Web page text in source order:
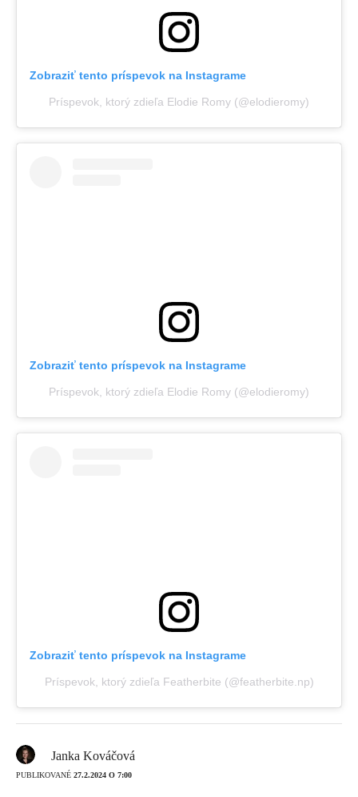
Zobraziť tento príspevok na Instagrame
Príspevok, ktorý zdieľa Elodie Romy (@elodieromy)
Zobraziť tento príspevok na Instagrame
Príspevok, ktorý zdieľa Elodie Romy (@elodieromy)
Zobraziť tento príspevok na Instagrame
Príspevok, ktorý zdieľa Featherbite (@featherbite.np)
Janka Kováčová
PUBLIKOVANÉ 27.2.2024 O 7:00